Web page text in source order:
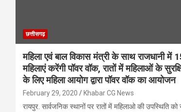
छत्तीसगढ़
महिला एवं बाल विकास मंत्री के साथ राजधानी में
महिलाएं करेंगी पॉवर वॉक, रातों में महिलाओं के
के लिए महिला आयोग द्वारा पॉवर वॉक का आयोजन
February 29, 2020 Khabar CG News
रायपुर. सार्वजनिक स्थानों पर रातों में महिलाओ की उपस्थिति को